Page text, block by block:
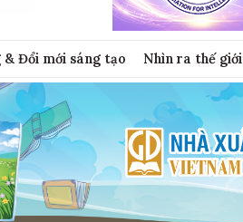
& Đổi mới sáng tạo Nhìn ra thế giới